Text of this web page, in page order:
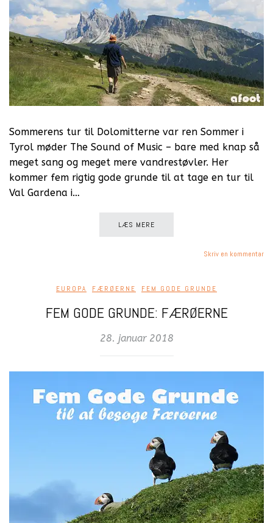
Sommerens tur til Dolomitterne var ren Sommer i
Tyrol møder The Sound of Music – bare med knap så
meget sang og meget mere vandrestøvler. Her
kommer fem rigtig gode grunde til at tage en tur til
Val Gardena i…
LÆS MERE
Skriv en kommentar
EUROPA FÆRØERNE FEM GODE GRUNDE
FEM GODE GRUNDE: FÆRØERNE
28. januar 2018